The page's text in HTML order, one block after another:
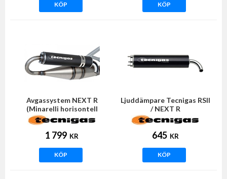
KÖP KÖP
Avgassystem NEXT R
(Minarelli horisontell
motor)
1 799 KR
KÖP
Ljuddämpare Tecnigas RSII
/ NEXT R
645 KR
KÖP